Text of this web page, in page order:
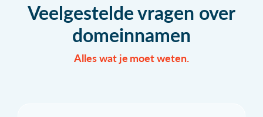
Veelgestelde vragen over
domeinnamen
Alles wat je moet weten.